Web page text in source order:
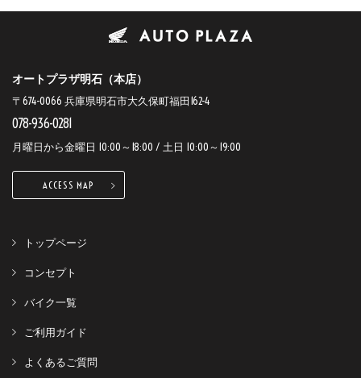
オートプラザ明石（本店）
〒674-0066 兵庫県明石市大久保町福田162-4
078-936-0281
月曜日から金曜日 10:00～18:00 / 土日 10:00～19:00
ACCESS MAP
トップページ
コンセプト
バイク一覧
ご利用ガイド
よくあるご質問